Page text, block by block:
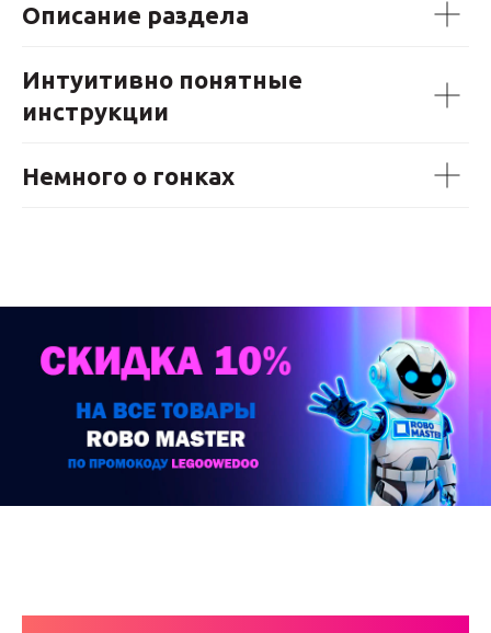
Описание раздела
Интуитивно понятные
инструкции
Немного о гонках